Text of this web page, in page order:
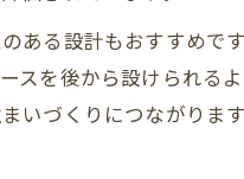
ある設計もおすすめ
スを後から設けられる
いづくりにつながります